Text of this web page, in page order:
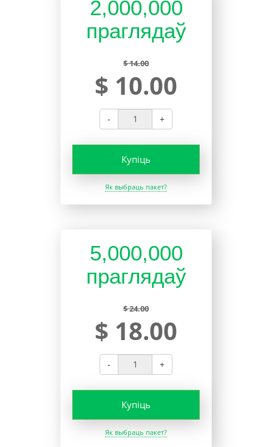
2,000,000
праглядаў
$ 14.00
$ 10.00
- +
Купіць
Як выбраць пакет?
5,000,000
праглядаў
$ 24.00
$ 18.00
- +
Купіць
Як выбраць пакет?